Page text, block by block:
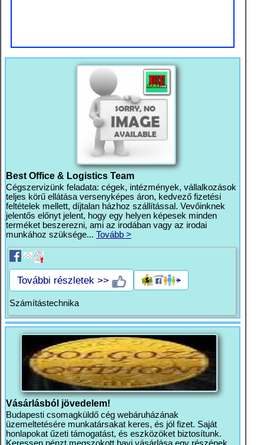
Best Office & Logistics Team
Cégszervizünk feladata: cégek, intézmények, vállalkozások
teljes körű ellátása versenyképes áron, kedvező fizetési
feltételek mellett, díjtalan házhoz szállítással. Vevőinknek
jelentős előnyt jelent, hogy egy helyen képesek minden
terméket beszerezni, ami az irodában vagy az irodai
munkához szüksége... Tovább >
További részletek >>
Számítástechnika
Vásárlásból jövedelem!
Budapesti csomagküldő cég webáruházának
üzemeltetésére munkatársakat keres, és jól fizet. Saját
honlapokat űzeti támogatást, és eszközöket biztosítunk.